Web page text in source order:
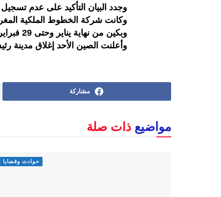
وجدد البيان التأكيد على عدم
وكانت شركة الخطوط الملكية
وبكين من نهاية يناير وحتى 29 فبراير على خلفية فيروس كورونا المستجد.
وأعلنت الصين الأحد إغلاق مدينة
مشاركة
مواضيع ذات صلة
حوادث وقضايا